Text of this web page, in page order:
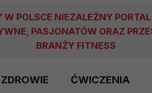
W POLSCE NIEZALEŻNY
PASJONATÓW ORAZ
BRANŻY FITNESS
ZDROWIE ĆWICZENIA